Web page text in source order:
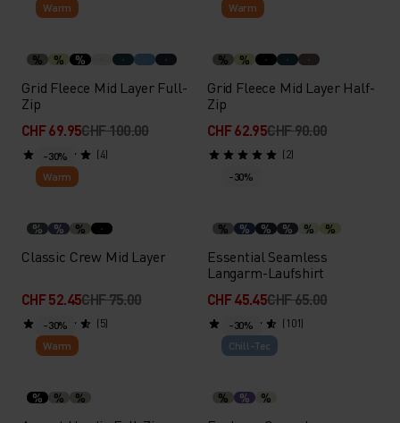
Warm
% % %
Grid Fleece Mid Layer Full-
Zip
CHF 69.95CHF 100.00
(4)
Warm
% %
Grid Fleece Mid Layer Half-
Zip
CHF 62.95CHF 90.00
(2)
-30%
Warm
% % %
Classic Crew Mid Layer
CHF 52.45CHF 75.00
(5)
-30%
% % % % % %
Essential Seamless
Langarm-Laufshirt
CHF 45.45CHF 65.00
(101)
-30%
Warm
% % %
-30%
Chill-Tec
% % %